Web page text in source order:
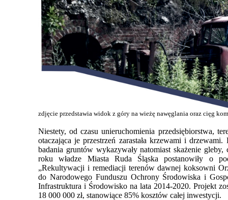
zdjęcie przedstawia widok z góry na wieżę nawęglania oraz cięg
Niestety, od czasu unieruchomienia przedsiębiorstwa,
otaczająca je przestrzeń zarastała krzewami i
badania gruntów wykazywały natomiast skażenie
roku władze Miasta Ruda Śląska postanowiły o
„Rekultywacji i remediacji terenów dawnej koksowni
do Narodowego Funduszu Ochrony Środowiska i
Infrastruktura i Środowisko na lata 2014-2020. Projekt
18 000 000 zł, stanowiące 85% kosztów całej inwestycji.